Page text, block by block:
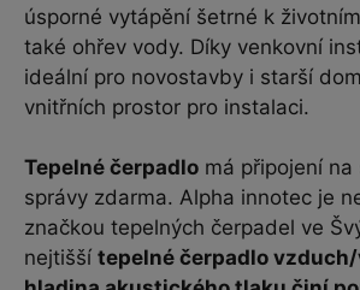
úsporné vytápění šetrné k
také ohřev vody. Díky venkovní
ideální pro novostavby i starší
vnitřních prostor pro instalaci.
Tepelné čerpadlo má připojení
správy zdarma. Alpha innotec je
značkou tepelných čerpadel ve
nejtišší tepelné čerpadlo